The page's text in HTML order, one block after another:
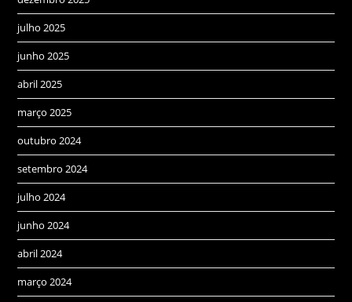
julho 2025
junho 2025
abril 2025
março 2025
outubro 2024
setembro 2024
julho 2024
junho 2024
abril 2024
março 2024